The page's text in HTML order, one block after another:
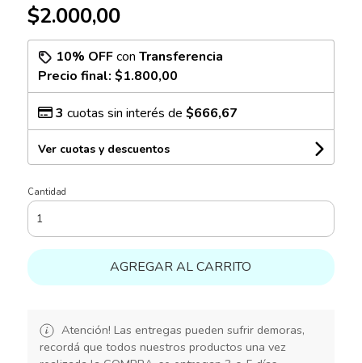
$2.000,00
10% OFFcon Transferencia
Precio final: $1.800,00
3 cuotas sin interés de $666,67
Ver cuotas y descuentos
Cantidad
AGREGAR AL CARRITO
Atención! Las entregas pueden sufrir demoras,
recordá que todos nuestros productos una vez